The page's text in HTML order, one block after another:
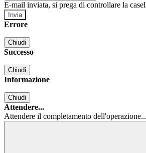
E-mail inviata, si prega di controllare la
Errore
Chiudi
Successo
Chiudi
Informazione
Chiudi
Attendere...
Attendere il completamento dell'operazione...